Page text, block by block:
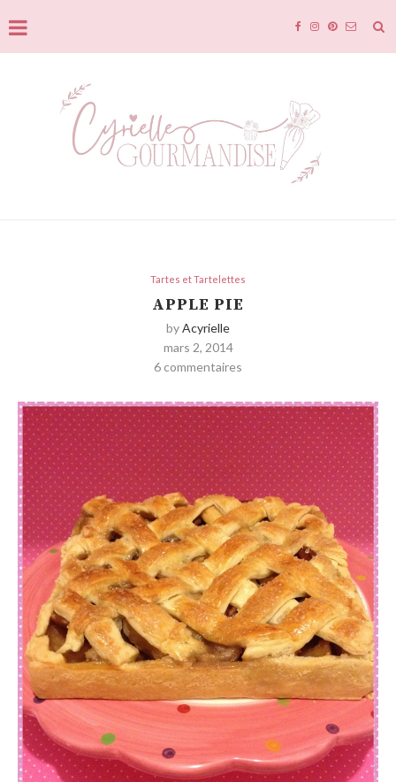
Tartes et Tartelettes
APPLE PIE
byAcyrielle
mars 2, 2014
6 commentaires